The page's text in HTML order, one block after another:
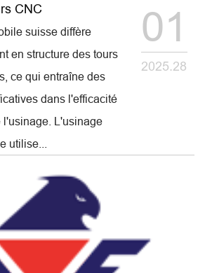
CNC
suisse diffère
en structure des tours
ce qui entraîne des
dans l'efficacité
l'usinage. L'usinage
utilise...
01
2025.28